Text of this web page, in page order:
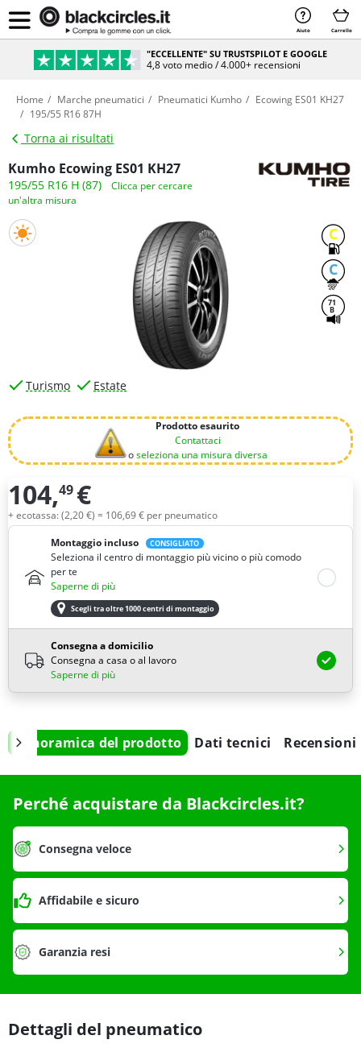
Aiuto Carrello
"ECCELLENTE" SU TRUSTSPILOT E GOOGLE
4,8 voto medio / 4.000+ recensioni
Home Marche pneumatici Pneumatici Kumho
Ecowing ES01 KH27
195/55 R16 87H
Torna ai risultati
Kumho Ecowing ES01 KH27
195/55 R16 H (87)
Clicca per cercare
un'altra misura
C
C
71
B
Turismo Estate
Prodotto esaurito
Contattaci
oseleziona una misura diversa
Quantità
104,49 €
+ ecotassa: (2,20€) = 106,69€ per pneumatico
Montaggio incluso
CONSIGLIATO
Seleziona il centro di montaggio più vicino o più comodo
per te
Saperne di più
Scegli tra oltre 1000 centri di montaggio
Consegna a domicilio
Consegna a casa o al lavoro
Saperne di più
Panoramica del prodotto Dati tecnici Recensioni
Perché acquistare da Blackcircles.it?
Consegna veloce
Affidabile e sicuro
Garanzia resi
Dettagli del pneumatico